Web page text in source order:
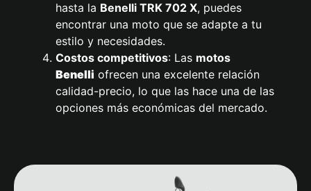
hasta la Benelli TRK 702 X, puedes
encontrar una moto que se adapte a tu
estilo y necesidades.
Costos competitivos: Las motos
Benelli ofrecen una excelente relación
calidad-precio, lo que las hace una de las
opciones más económicas del mercado.